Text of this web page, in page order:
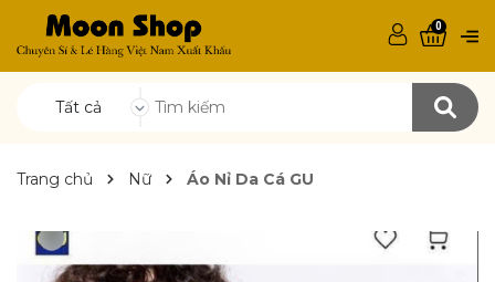
Tất cả
0
Trang chủ Nữ Áo Nỉ Da Cá GU